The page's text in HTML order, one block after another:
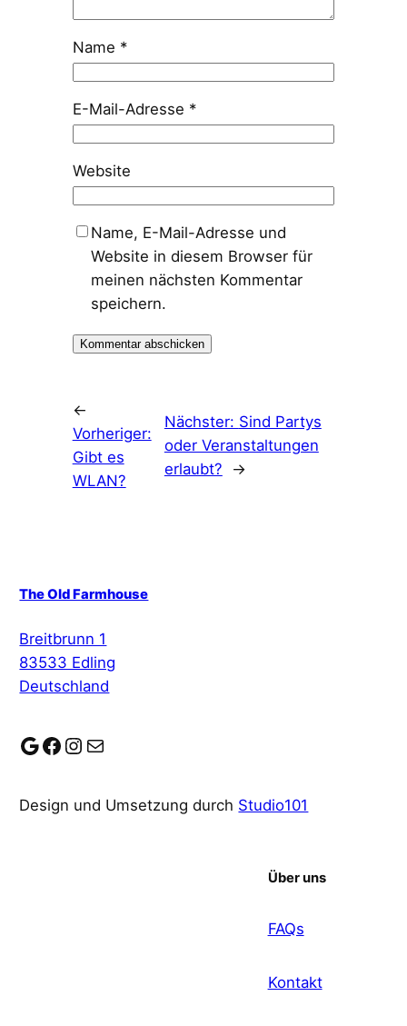
Name *
E-Mail-Adresse *
Website
Name, E-Mail-Adresse und
Website in diesem Browser für
meinen nächsten Kommentar
speichern.
←
Vorheriger:
Gibt es
WLAN?
Nächster: Sind Partys
oder Veranstaltungen
erlaubt?
→
The Old Farmhouse
Breitbrunn 1
83533 Edling
Deutschland
Google
Facebook
Instagram
E-Mail
Design und Umsetzung durch Studio101
Über uns
FAQs
Kontakt